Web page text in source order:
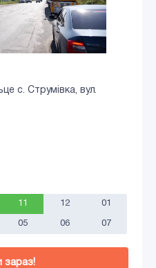
c. Струмівка, вул.
11 12 01
05 06 07
зараз!